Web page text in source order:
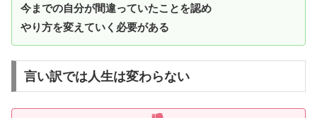
今までの自分が間違っていたことを認め
やり方を変えていく必要がある
言い訳では人生は変わらない